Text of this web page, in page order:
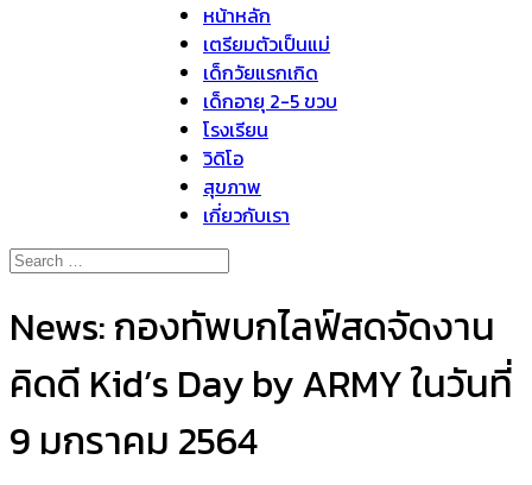
หน้าหลัก
เตรียมตัวเป็นแม่
เด็กวัยแรกเกิด
เด็กอายุ 2-5 ขวบ
โรงเรียน
วิดิโอ
สุขภาพ
เกี่ยวกับเรา
News: กองทัพบกไลฟ์สดจัดงาน
คิดดี Kid’s Day by ARMY ในวันที่
9 มกราคม 2564